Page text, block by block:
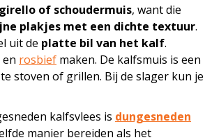
girello of schoudermuis, want die
plakjes met een dichte textuur.
uit de platte bil van het kalf.
en rosbief maken. De kalfsmuis is een
stoven of grillen. Bij de slager kun je
kalfsvlees is dungesneden
manier bereiden als het